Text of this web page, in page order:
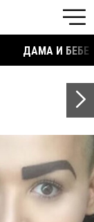
ДАМА И БЕБЕ